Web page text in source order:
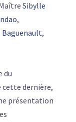
Sibylle
,
Baguenault,
du
cette dernière,
présentation